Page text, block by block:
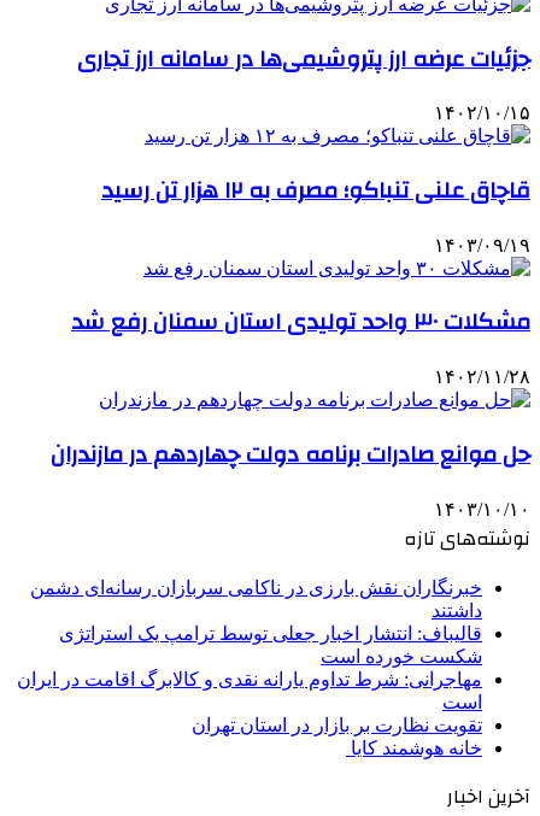
جزئیات عرضه ارز پتروشیمی‌ها در سامانه ارز تجاری
۱۴۰۲/۱۰/۱۵
قاچاق علنی تنباکو؛ مصرف به ۱۲ هزار تن رسید
۱۴۰۳/۰۹/۱۹
مشکلات ۳۰ واحد تولیدی استان سمنان رفع شد
۱۴۰۲/۱۱/۲۸
حل موانع صادرات برنامه دولت چهاردهم در مازندران
۱۴۰۳/۱۰/۱۰
نوشته‌های تازه
خبرنگاران نقش بارزی در ناکامی سربازان رسانه‌ای دشمن
داشتند
قالیباف: انتشار اخبار جعلی توسط ترامپ یک استراتژی
شکست خورده است
مهاجرانی: شرط تداوم یارانه نقدی و کالابرگ اقامت در ایران
است
تقویت نظارت بر بازار در استان تهران
خانه هوشمند کایا
آخرین اخبار